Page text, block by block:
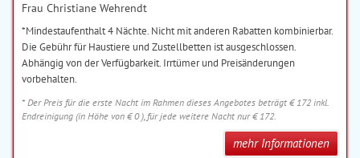
Frau Christiane Wehrendt
*Mindestaufenthalt 4 Nächte. Nicht mit anderen Rabatten kombinierbar.
Die Gebühr für Haustiere und Zustellbetten ist ausgeschlossen.
Abhängig von der Verfügbarkeit. Irrtümer und Preisänderungen
vorbehalten.
* Der Preis für die erste Nacht im Rahmen dieses Angebotes beträgt € 172 inkl.
Endreinigung (in Höhe von € 0 ), für jede weitere Nacht nur € 172.
mehr Informationen